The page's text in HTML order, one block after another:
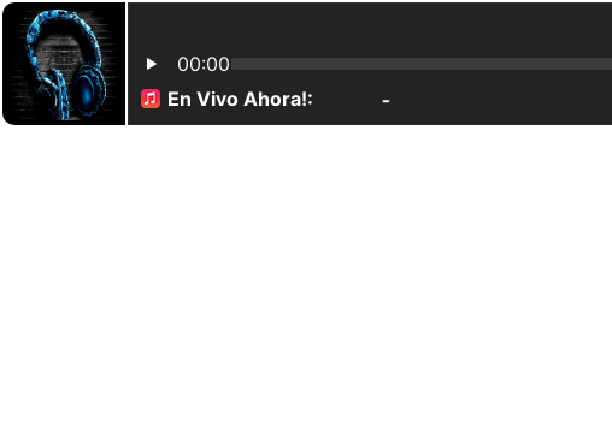
En Vivo Ahora!:
00:00